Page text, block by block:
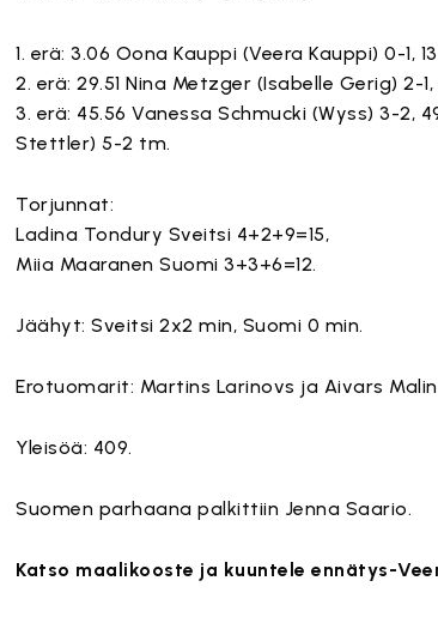
1. erä: 3.06 Oona Kauppi (Veera Kauppi) 0-1,
2. erä: 29.51 Nina Metzger (Isabelle Gerig) 2-
3. erä: 45.56 Vanessa Schmucki (Wyss) 3-2,
Stettler) 5-2 tm.
Torjunnat:
Ladina Tondury Sveitsi 4+2+9=15,
Miia Maaranen Suomi 3+3+6=12.
Jäähyt: Sveitsi 2x2 min, Suomi 0 min.
Erotuomarit: Martins Larinovs ja Aivars
Yleisöä: 409.
Suomen parhaana palkittiin Jenna Saario.
Katso maalikooste ja kuuntele ennätys-